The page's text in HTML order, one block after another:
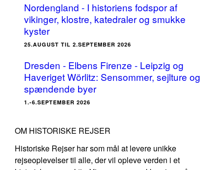
Nordengland - I historiens fodspor af
vikinger, klostre, katedraler og smukke
kyster
25.AUGUST TIL 2.SEPTEMBER 2026
Dresden - Elbens Firenze - Leipzig og
Haveriget Wörlitz: Sensommer, sejlture og
spændende byer
1.-6.SEPTEMBER 2026
OM HISTORISKE REJSER
Historiske Rejser har som mål at levere unikke
rejseoplevelser til alle, der vil opleve verden i et